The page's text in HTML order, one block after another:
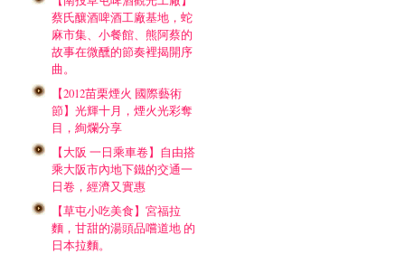
蔡氏釀酒啤酒工廠基地，蛇
麻市集、小餐館、熊阿蔡的
故事在微醺的節奏裡揭開序
曲。
【2012苗栗煙火 國際藝術
節】光輝十月，煙火光彩奪
目，絢爛分享
【大阪 一日乘車卷】自由搭
乘大阪市內地下鐵的交通一
日卷，經濟又實惠
【草屯小吃美食】宮福拉
麵，甘甜的湯頭品嚐道地 的
日本拉麵。